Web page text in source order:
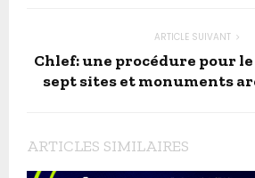
ARTICLE SUIVANT
Chlef: une procédure pour
sept sites et monuments
ARTICLES SIMILAIRES